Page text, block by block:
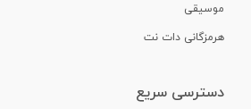
موسیقی
هرمزگانی دات نت
دسترسی سریع